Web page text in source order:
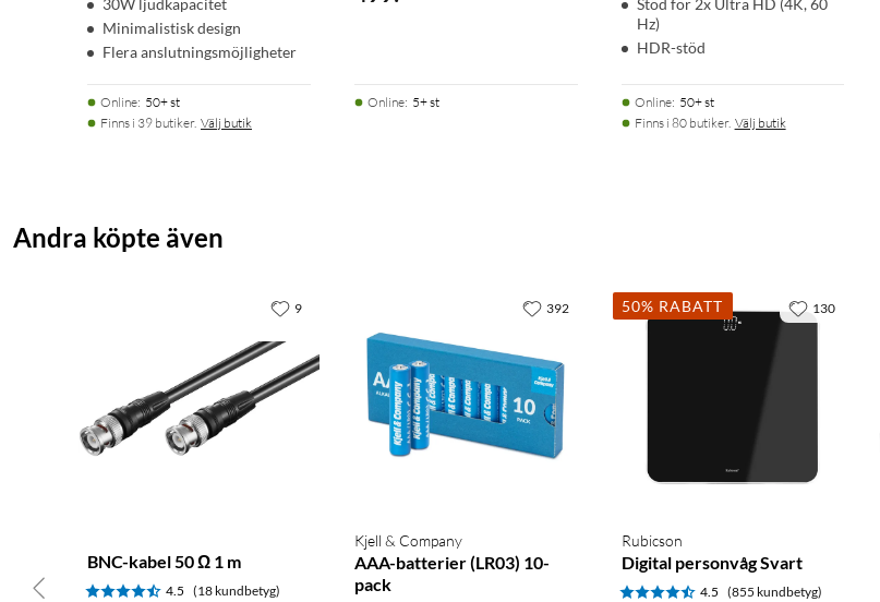
Minimalistisk design
Flera anslutningsmöjligheter
Online: 50+ st
Finns i 39 butiker. Välj butik
Online: 5+ st
Hz)
HDR-stöd
Online: 50+ st
Finns i 80 butiker. Välj butik
Andra köpte även
BNC-kabel 50 Ω 1 m
4.5 (18 kundbetyg)
9
Kjell & Company
AAA-batterier (LR03) 10-
pack
392 50% RABATT
Rubicson
Digital personvåg Svart
4.5 (855 kundbetyg)
130